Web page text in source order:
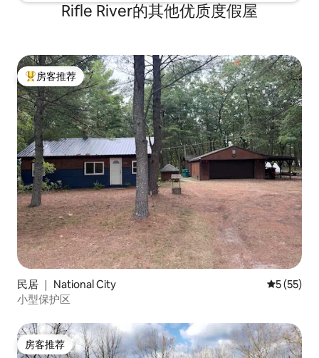
Rifle River的其他优质度假屋
热门「房客推荐」
房客推荐
民居 ｜ National City 平均评分
5 (55)
小型保护区
房客推荐
房客推荐